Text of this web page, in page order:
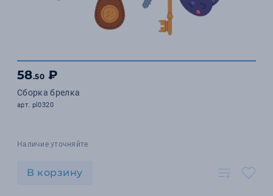
58.50 ₽
Сборка брелка
арт. pl0320
Наличие уточняйте
В корзину